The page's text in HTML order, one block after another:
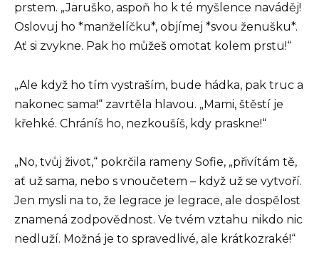
prstem. „Jaruško, aspoň ho k té myšlence naváděj!
Oslovuj ho *manželíčku*, objímej *svou ženušku*.
Ať si zvykne. Pak ho můžeš omotat kolem prstu!“
„Ale když ho tím vystraším, bude hádka, pak truc a
nakonec sama!“ zavrtěla hlavou. „Mami, štěstí je
křehké. Chráníš ho, nezkoušíš, kdy praskne!“
„No, tvůj život,“ pokrčila rameny Sofie, „přivítám tě,
ať už sama, nebo s vnoučetem – když už se vytvoří.
Jen mysli na to, že legrace je legrace, ale dospělost
znamená zodpovědnost. Ve tvém vztahu nikdo nic
nedluží. Možná je to spravedlivé, ale krátkozraké!“